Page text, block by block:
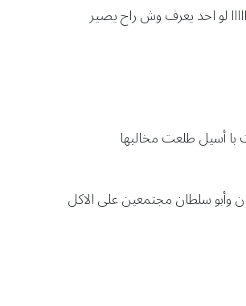
لو احد يعرف وش راح يصير
با أسيل طلعت مخالبها
وأبو سلطان مجتمعين على الاكل